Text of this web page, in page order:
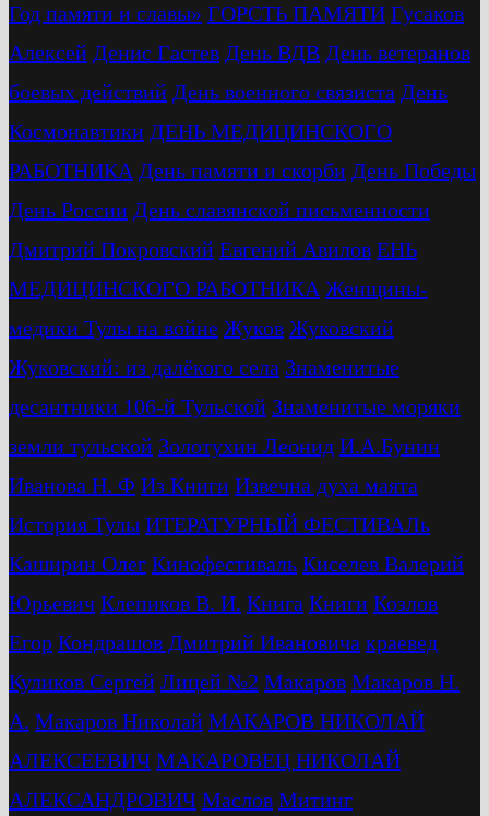
Год памяти и славы» ГОРСТЬ ПАМЯТИ Гусаков
Алексей Денис Гастев День ВДВ День ветеранов
боевых действий День военного связиста День
Космонавтики ДЕНЬ МЕДИЦИНСКОГО
РАБОТНИКА День памяти и скорби День Победы
День России День славянской письменности
Дмитрий Покровский Евгений Авилов ЕНЬ
МЕДИЦИНСКОГО РАБОТНИКА Женщины-
медики Тулы на войне Жуков Жуковский
Жуковский: из далёкого села Знаменитые
десантники 106-й Тульской Знаменитые моряки
земли тульской Золотухин Леонид И.А.Бунин
Иванова Н. Ф Из Книги Извечна духа маята
История Тулы ИТЕРАТУРНЫЙ ФЕСТИВАЛь
Каширин Олег Кинофестиваль Киселев Валерий
Юрьевич Клепиков В. И. Книга Книги Козлов
Егор Кондрашов Дмитрий Ивановича краевед
Куликов Сергей Лицей №2 Макаров Макаров Н.
А. Макаров Николай МАКАРОВ НИКОЛАЙ
АЛЕКСЕЕВИЧ МАКАРОВЕЦ НИКОЛАЙ
АЛЕКСАНДРОВИЧ Маслов Митинг